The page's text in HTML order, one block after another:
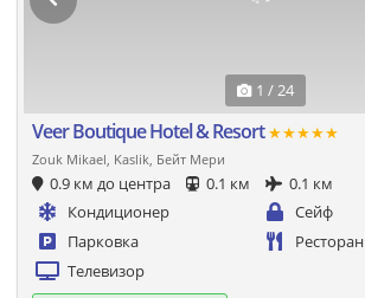
1 / 24
Veer Boutique Hotel & Resort★★★★★
Zouk Mikael, Kaslik, Бейт Мери
0.9 км до центра 0.1 км
0.1 км
Кондиционер
Сейф
Парковка
Ресторан
Телевизор